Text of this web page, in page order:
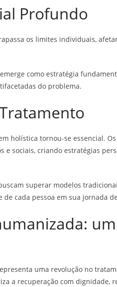
Profundo
os limites individuais,
como estratégia
do problema.
holística tornou-se essencial.
e sociais, criando estratégias
superar modelos
cada pessoa em sua jornada
uma revolução no
a recuperação com dignidade,